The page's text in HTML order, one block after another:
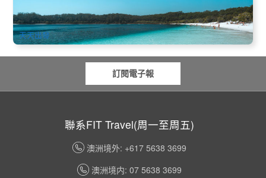
AUD $804.00
BNE02177
天天出發
訂閱電子報
聯系FIT Travel(周一至周五)
澳洲境外: +617 5638 3699
澳洲境内: 07 5638 3699